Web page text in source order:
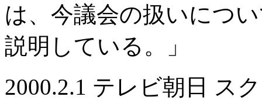
は、今議会の扱いにつ
説明している。」
2000.2.1 テレビ朝日 ス